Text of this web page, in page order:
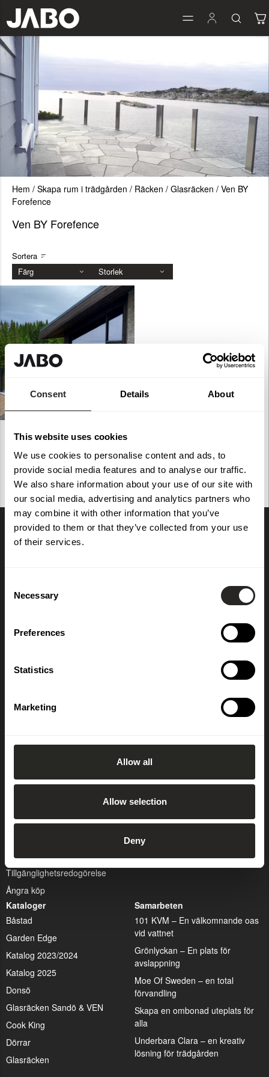
Consent Details About
This website uses cookies
We use cookies to personalise content and ads, to
provide social media features and to analyse our traffic.
We also share information about your use of our site with
our social media, advertising and analytics partners who
may combine it with other information that you’ve
provided to them or that they’ve collected from your use
of their services.
Selection
Necessary
Preferences
Statistics
Marketing
Allow all
Allow selection
Deny
Hem / Skapa rum i trädgården / Räcken / Glasräcken / Ven BY
Forefence
Ven BY Forefence
Färg Storlek
Sortera
10799
Prenumerera på vårt nyhetsbrev
Hitta återförsäljare
Om JABO
Retur & Reklamation
Ångerrätt
Tillgänglighetsredogörelse
Ångra köp
Välj rätt pergola
Välj rätt skärmvägg
Kataloger
Båstad
Garden Edge
Katalog 2023/2024
Katalog 2025
Donsö
Glasräcken Sandö & VEN
Cook King
Dörrar
Glasräcken
Samarbeten
101 KVM – En välkomnande oas
vid vattnet
Grönlyckan – En plats för
avslappning
Moe Of Sweden – en total
förvandling
Skapa en ombonad uteplats för
alla
Underbara Clara – en kreativ
lösning för trädgården